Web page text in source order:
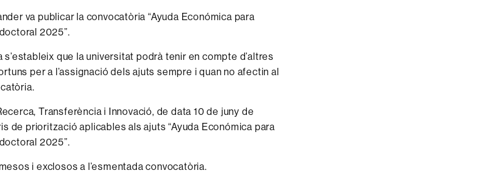
va publicar la convocatòria “Ayuda Económica para
2025”.
que la universitat podrà tenir en compte d’altres
per a l’assignació dels ajuts sempre i quan no afectin al
Transferència i Innovació, de data 10 de juny de
de priorització aplicables als ajuts “Ayuda Económica para
2025”.
i exclosos a l’esmentada convocatòria.